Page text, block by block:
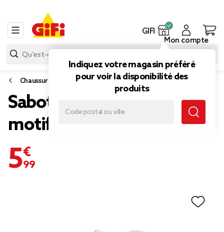
GIFI
Indiquez votre magasin préféré
pour voir la disponibilité des
produits
Mon compte
Chaussures
Sabots Hipps femme
motif végétal 40/41
5,99 €